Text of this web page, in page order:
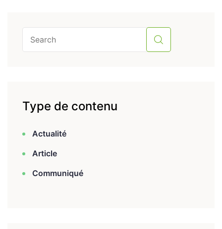
Type de contenu
Actualité
Article
Communiqué